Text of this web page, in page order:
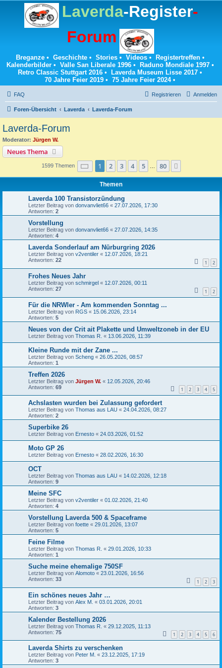
Laverda-Register-
Forum
Breganze• Geschichte• Stories• Videos• Registertreffen•
Kalenderbilder• Valle San Liberale 1996• Raduno Mondiale 1997•
Retro Classic Stuttgart 2016 • Laverda Museum Lisse 2017 •
70 Jahre Feier 2019 • 75 Jahre Feier 2024•
FAQ Anmelden
Registrieren
Foren-Übersicht Laverda Laverda-Forum
Laverda-Forum
Moderator: Jürgen W.
Neues Thema
1599 Themen Seite 1von 80
1 2 3 4 5 80
Themen
Laverda 100 Transistorzündung
Letzter Beitrag von donvanvliet66 « 27.07.2026, 17:30
Antworten: 2
Vorstellung
Letzter Beitrag von donvanvliet66 « 27.07.2026, 14:35
Antworten: 4
Laverda Sonderlauf am Nürburgring 2026
Letzter Beitrag von v2ventiler « 12.07.2026, 18:21
Antworten: 22 1 2
Frohes Neues Jahr
Letzter Beitrag von schmirgel « 12.07.2026, 00:11
Antworten: 27 1 2
Für die NRWler - Am kommenden Sonntag ...
Letzter Beitrag von RGS « 15.06.2026, 23:14
Antworten: 5
Neues von der Crit ait Plakette und Umweltzoneb in der EU
Letzter Beitrag von Thomas R. « 13.06.2026, 11:39
Kleine Runde mit der Zane ...
Letzter Beitrag von Scheng « 26.05.2026, 08:57
Antworten: 1
Treffen 2026
Letzter Beitrag von Jürgen W. « 12.05.2026, 20:46
Antworten: 69 1 2 3 4 5
Achslasten wurden bei Zulassung gefordert
Letzter Beitrag von Thomas aus LAU « 24.04.2026, 08:27
Antworten: 2
Superbike 26
Letzter Beitrag von Ernesto « 24.03.2026, 01:52
Moto GP 26
Letzter Beitrag von Ernesto « 28.02.2026, 16:30
OCT
Letzter Beitrag von Thomas aus LAU « 14.02.2026, 12:18
Antworten: 9
Meine SFC
Letzter Beitrag von v2ventiler « 01.02.2026, 21:40
Antworten: 4
Vorstellung Laverda 500 & Spaceframe
Letzter Beitrag von foette « 29.01.2026, 13:07
Antworten: 5
Feine Filme
Letzter Beitrag von Thomas R. « 29.01.2026, 10:33
Antworten: 1
Suche meine ehemalige 750SF
Letzter Beitrag von Alomoto « 23.01.2026, 16:56
Antworten: 33 1 2 3
Ein schönes neues Jahr …
Letzter Beitrag von Alex M. « 03.01.2026, 20:01
Antworten: 3
Kalender Bestellung 2026
Letzter Beitrag von Thomas R. « 29.12.2025, 11:13
Antworten: 75 1 2 3 4 5 6
Laverda Shirts zu verschenken
Letzter Beitrag von Peter M. « 23.12.2025, 17:19
Antworten: 3